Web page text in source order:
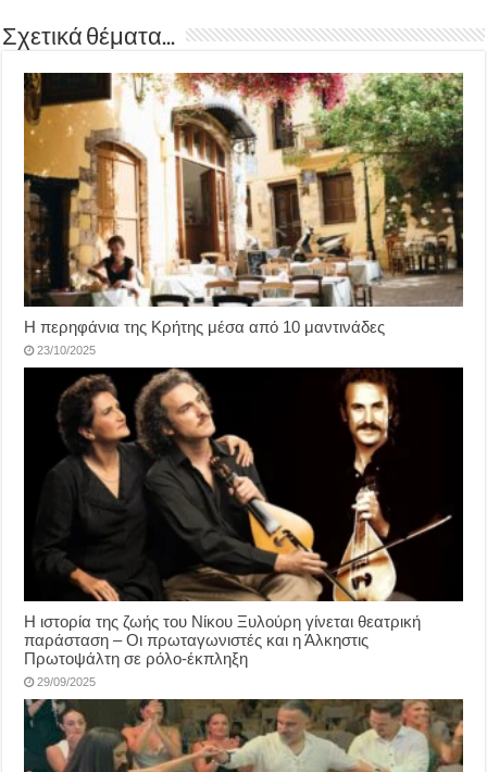
Σχετικά θέματα...
Η περηφάνια της Κρήτης μέσα από 10 μαντινάδες
23/10/2025
Η ιστορία της ζωής του Νίκου Ξυλούρη γίνεται θεατρική
παράσταση – Οι πρωταγωνιστές και η Άλκηστις
Πρωτοψάλτη σε ρόλο-έκπληξη
29/09/2025